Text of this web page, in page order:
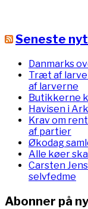
Seneste
Danmarks
Træt af
af larverne
Butikkerne
Havisen i
Krav om
af partier
Økodag
Alle køer
Carsten
selvfedme
Abonner på